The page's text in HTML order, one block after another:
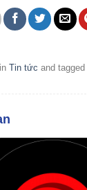
Tin tức and tagged